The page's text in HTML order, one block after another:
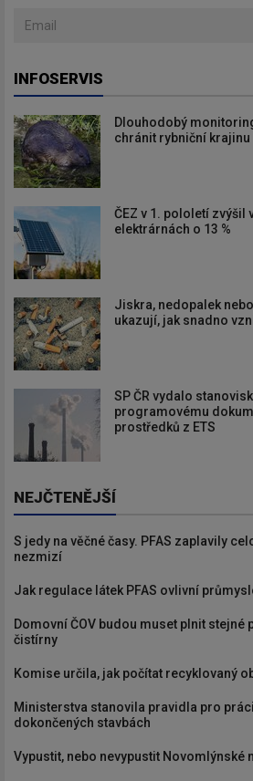
INFOSERVIS
Dlouhodobý
chránit rybniční krajinu
ČEZ v 1. pololetí zvýšil
elektrárnách o 13 %
Jiskra, nedopalek
ukazují, jak snadno
SP ČR vydalo
programovému
prostředků z ETS
NEJČTENĚJŠÍ
S jedy na věčné časy. PFAS zaplavily
nezmizí
Jak regulace látek PFAS ovlivní
Domovní ČOV budou muset plnit stejné
čistírny
Komise určila, jak počítat recyklovaný
Ministerstva stanovila pravidla pro
dokončených stavbách
Vypustit, nebo nevypustit Novomlýnské